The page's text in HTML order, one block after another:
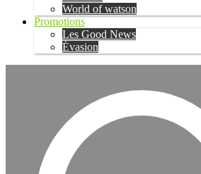
World of watson
Promotions
Les Good News
Évasion